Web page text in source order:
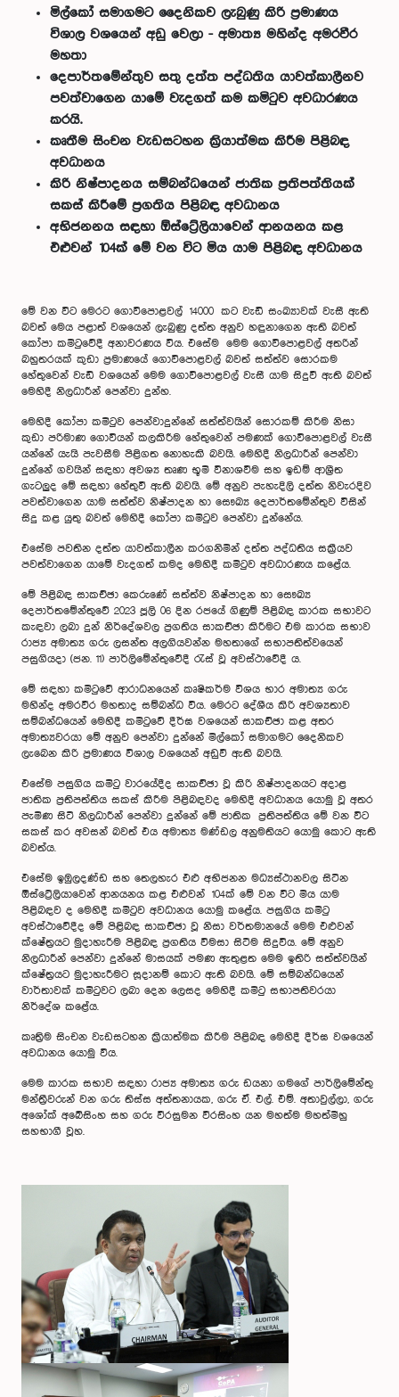
මිල්කෝ සමාගමට දෛනිකව ලැබුණු කිරි ප්‍රමාණය
විශාල වශයෙන් අඩු වෙලා - අමාත්‍ය මහින්ද අමරවීර
මහතා
දෙපාර්තමේන්තුව සතු දත්ත පද්ධතිය යාවත්කාලීනව
පවත්වාගෙන යාමේ වැදගත් කම කමිටුව අවධාරණය
කරයි.
කෘතීම සිංචන වැඩසටහන ක්‍රියාත්මක කිරීම පිළිබඳ
අවධානය
කිරි නිෂ්පාදනය සම්බන්ධයෙන් ජාතික ප්‍රතිපත්තියක්
සකස් කිරීමේ ප්‍රගතිය පිළිබඳ අවධානය
අභිජනනය සඳහා ඕස්ට්‍රේලියාවෙන් ආනයනය කළ
එළුවන් 104ක් මේ වන විට මිය යාම පිළිබඳ අවධානය
මේ වන විට මෙරට ගොවිපොළවල් 14000 කට වැඩි සංඛ්‍යාවක් වැසී ඇති
බවත් මෙය පළාත් වශයෙන් ලැබුණු දත්ත අනුව හඳුනාගෙන ඇති බවත්
කෝපා කමිටුවේදී අනාවරණය විය. එසේම මෙම ගොවිපොළවල් අතරින්
බහුතරයක් කුඩා ප්‍රමාණයේ ගොවිපොළවල් බවත් සත්ත්ව සොරකම
හේතුවෙන් වැඩි වශයෙන් මෙම ගොවිපොළවල් වැසී යාම සිදුවී ඇති බවත්
මෙහිදී නිලධාරීන් පෙන්වා දුන්හ.
මෙහිදී කෝපා කමිටුව පෙන්වාදුන්නේ සත්ත්වයින් සොරකම් කිරීම නිසා
කුඩා පරිමාණ ගොවියන් කලකිරීම හේතුවෙන් පමණක් ගොවිපොළවල් වැසී
යන්නේ යැයි පැවසීම පිළිගත නොහැකි බවයි. මෙහිදී නිලධාරීන් පෙන්වා
දුන්නේ ගවයින් සඳහා අවශ්‍ය තෘණ භූමි විනාශවීම සහ ඉඩම් ආශ්‍රීත
ගැටලුද මේ සඳහා හේතුවී ඇති බවයි. මේ අනුව පැහැදිලි දත්ත නිවැරදිව
පවත්වාගෙන යාම සත්ත්ව නිෂ්පාදන හා සෞඛ්‍ය දෙපාර්තමේන්තුව විසින්
සිදු කළ යුතු බවත් මෙහිදී කෝපා කමිටුව පෙන්වා දුන්නේය.
එසේම පවතින දත්ත යාවත්කාලීන කරගනිමින් දත්ත පද්ධතිය සක්‍රීයව
පවත්වාගෙන යාමේ වැදගත් කමද මෙහිදී කමිටුව අවධාරණය කළේය.
මේ පිළිබඳ සාකච්ඡා කෙරුණේ සත්ත්ව නිෂ්පාදන හා සෞඛ්‍ය
දෙපාර්තමේන්තුවේ 2023 ජූලි 06 දින රජයේ ගිණුම් පිළිබඳ කාරක සභාවට
කැඳවා ලබා දුන් නිර්දේශවල ප්‍රගතිය සාකච්ඡා කිරීමට එම කාරක සභාව
රාජ්‍ය අමාත්‍ය ගරු ලසන්ත අලගියවන්න මහතාගේ සභාපතිත්වයෙන්
පසුගියදා (ජන. 11) පාර්ලිමේන්තුවේදී රැස් වූ අවස්ථාවේදී ය.
මේ සඳහා කමිටුවේ ආරාධනයෙන් කෘෂිකර්ම විශය භාර අමාත්‍ය ගරු
මහින්ද අමරවීර මහතාද සම්බන්ධ විය. මෙරට දේශීය කිරි අවශ්‍යතාව
සම්බන්ධයෙන් මෙහිදී කමිටුවේ දීර්ඝ වශයෙන් සාකච්ඡා කළ අතර
අමාත්‍යවරයා මේ අනුව පෙන්වා දුන්නේ මිල්කෝ සමාගමට දෛනිකව
ලැබෙන කිරි ප්‍රමාණය විශාල වශයෙන් අඩුවී ඇති බවයි.
එසේම පසුගිය කමිටු වාරයේදීද සාකච්ඡා වූ කිරි නිෂ්පාදනයට අදාළ
ජාතික ප්‍රතිපත්තිය සකස් කිරීම පිළිබඳවද මෙහිදී අවධානය යොමු වූ අතර
පැමිණ සිටි නිලධාරීන් පෙන්වා දුන්නේ මේ ජාතික ප්‍රතිපත්තිය මේ වන විට
සකස් කර අවසන් බවත් එය අමාත්‍ය මණ්ඩල අනුමතියට යොමු කොට ඇති
බවත්ය.
එසේම ඉඔුලදණ්ඩ සහ තෙලහැර එළු අභිජනන මධ්‍යස්ථානවල සිටින
ඕස්ට්‍රේලියාවෙන් ආනයනය කළ එළුවන් 104ක් මේ වන විට මිය යාම
පිළිබඳව ද මෙහිදී කමිටුව අවධානය යොමු කළේය. පසුගිය කමිටු
අවස්ථාවේදීද මේ පිළිබඳ සාකච්ඡා වූ නිසා වර්තමානයේ මෙම එළුවන්
ක්ෂේත්‍රයට මුදාහැරීම පිළිබඳ ප්‍රගතිය විමසා සිටීම සිදුවිය. මේ අනුව
නිලධාරීන් පෙන්වා දුන්නේ මාසයක් පමණ ඇතුළත මෙම ඉතිරි සත්ත්වයින්
ක්ෂේත්‍රයට මුදාහැරීමට සූදානම් කොට ඇති බවයි. මේ සම්බන්ධයෙන්
වාර්තාවක් කමිටුවට ලබා දෙන ලෙසද මෙහිදී කමිටු සභාපතිවරයා
නිර්දේශ කළේය.
කෘත්‍රිම සිංචන වැඩසටහන ක්‍රියාත්මක කිරීම පිළිබඳ මෙහිදී දීර්ඝ වශයෙන්
අවධානය යොමු විය.
මෙම කාරක සභාව සඳහා රාජ්‍ය අමාත්‍ය ගරු ඩයනා ගමගේ පාර්ලිමේන්තු
මන්ත්‍රීවරුන් වන ගරු තිස්ස අත්තනායක, ගරු ඒ. එල්. එම්. අතාවුල්ලා, ගරු
අශෝක් අබේසිංහ සහ ගරු වීරසුමන වීරසිංහ යන මහත්ම මහත්මීහු
සහභාගී වූහ.